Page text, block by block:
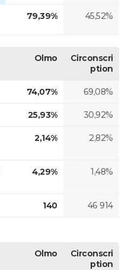
79,39% 45,52%
Olmo
Circonscri
ption
74,07% 69,08%
25,93% 30,92%
2,14% 2,82%
4,29% 1,48%
140 46 914
Olmo
Circonscri
ption